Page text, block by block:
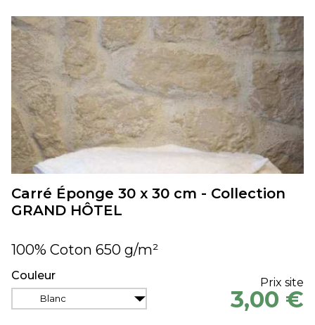
Carré Éponge 30 x 30 cm - Collection
GRAND HÔTEL
100% Coton 650 g/m²
Couleur
Blanc
Prix site
3,00 €